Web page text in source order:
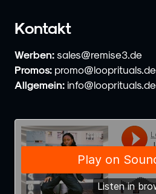
Kontakt
Werben: sales@remise3.de
Promos: promo@looprituals.de
Allgemein: info@looprituals.de